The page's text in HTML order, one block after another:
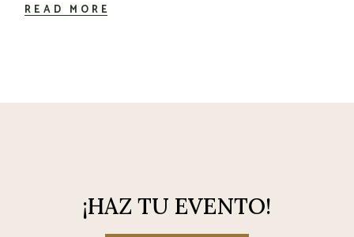
READ MORE
¡HAZ TU EVENTO!